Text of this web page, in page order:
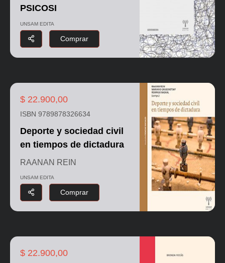
PSICOSI
UNSAM EDITA
Comprar
$ 22.900,00
ISBN 9789878326634
Deporte y sociedad civil
en tiempos de dictadura
RAANAN REIN
UNSAM EDITA
Comprar
$ 22.900,00